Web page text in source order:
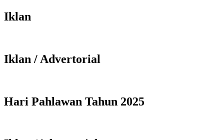
Iklan
Iklan / Advertorial
Hari Pahlawan Tahun 2025